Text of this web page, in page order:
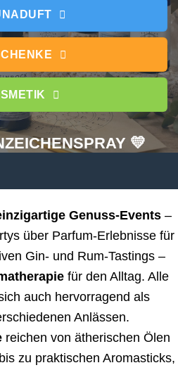
💛
Genuss-Events–
über Parfum-Erlebnisse für
Gin- und Rum-Tastings –
für den Alltag. Alle
auch hervorragend als
Anlässen.
reichen von ätherischen Ölen
zu praktischen Aromasticks,